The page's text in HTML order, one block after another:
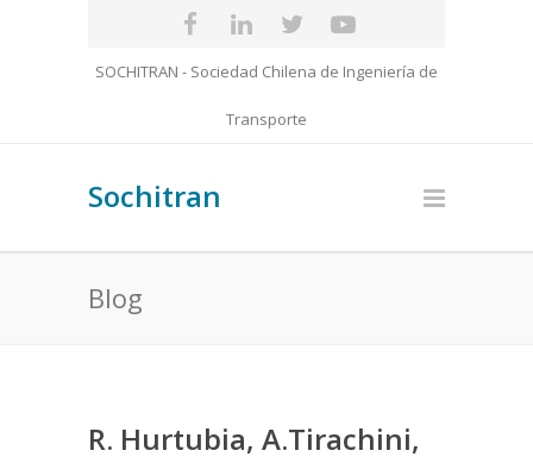
SOCHITRAN - Sociedad Chilena de Ingeniería de
Transporte
Sochitran
Blog
R. Hurtubia, A.Tirachini,